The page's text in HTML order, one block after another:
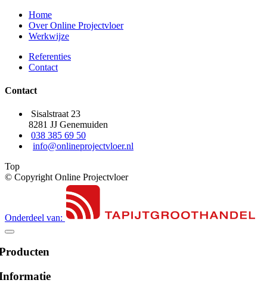
Home
Over Online Projectvloer
Werkwijze
Referenties
Contact
Contact
Sisalstraat 23
8281 JJ Genemuiden
038 385 69 50
info@onlineprojectvloer.nl
Top
© Copyright Online Projectvloer
Onderdeel van: